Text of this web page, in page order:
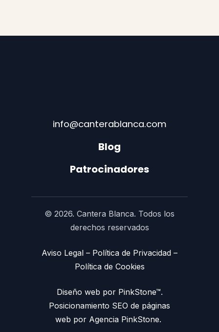
info@canterablanca.com
Blog
Patrocinadores
© 2026. Cantera Blanca. Todos los
derechos reservados
Aviso Legal – Política de Privacidad –
Política de Cookies
Diseño web por PinkStone™.
Posicionamiento SEO de páginas
web por Agencia PinkStone.